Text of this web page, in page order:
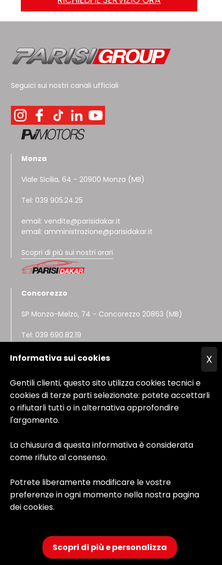
Seguici sui nostri canali ufficiali
Monza
Viale Sicilia, 64 - 20900 Monza (MB)
Tel: 039 905.24.25
email: vendite@parisidakar.it
email: amministrazione@parisidakar.it
Scopri di più sui nostri orari
Concorezzo
SP Monza-Melzo, 74 - Concorezzo 20863 (MB)
Tel: 039 690.82.19
email: vendite2@parisidakar.it
email: assistenza@parisidakar.it
Scopri di più sui nostri orari
Cinisello Balsamo
Via Sordello, 16 - Cinisello B. 20092 (MI)
email: assistenza@autoparisi2000.it
email: vendite@autoparisi2000.it
email: info@autoparisi2000.it
email: amministrazione@autoparisi2000.it
X
Informativa sui cookies
Gentili clienti, questo sito utilizza cookies tecnici e
cookies di terze parti selezionate: potete accettarli
o rifiutarli tutti o in alternativa approfondire
l'argomento.
La chiusura di questa informativa è considerata
come rifiuto al consenso.
Potrete liberamente modificare le vostre
preferenze in ogni momento nella nostra pagina
dei cookies.